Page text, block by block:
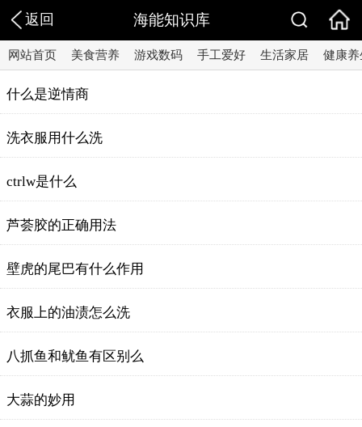
返回 海能知识库
网站首页 美食营养 游戏数码 手工爱好 生活家居 健康养
什么是逆情商
洗衣服用什么洗
ctrlw是什么
芦荟胶的正确用法
壁虎的尾巴有什么作用
衣服上的油渍怎么洗
八抓鱼和鱿鱼有区别么
大蒜的妙用